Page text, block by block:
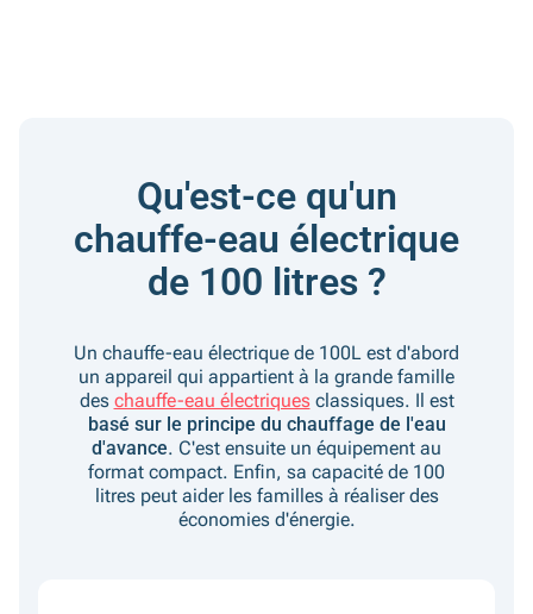
Qu'est-ce qu'un
chauffe-eau électrique
de 100 litres ?
Un chauffe-eau électrique de 100L est d'abord
un appareil qui appartient à la grande famille
des chauffe-eau électriquesclassiques. Il est
basé sur le principe du chauffage de l'eau
d'avance. C'est ensuite un équipement au
format compact. Enfin, sa capacité de 100
litres peut aider les familles à réaliser des
économies d'énergie.